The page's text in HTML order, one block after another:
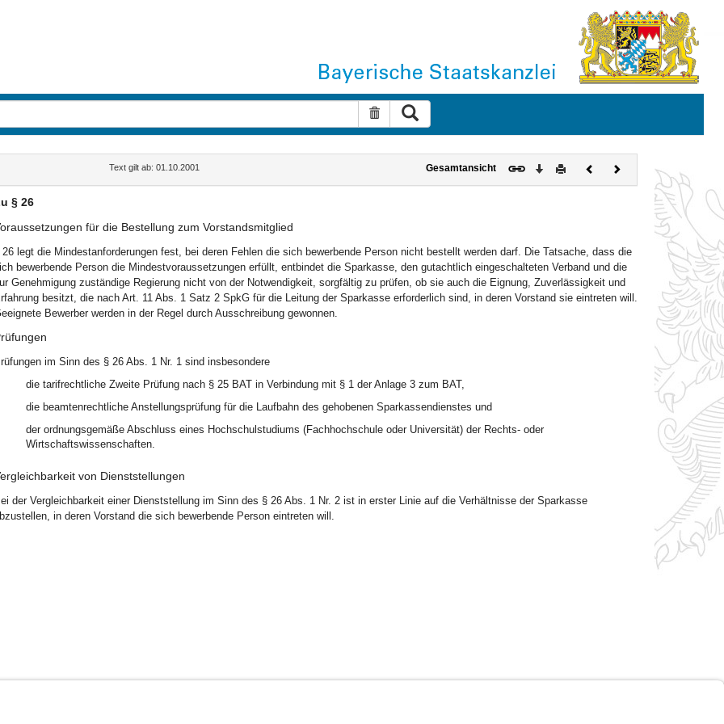
Suche zurücksetzen
Text gilt ab: 01.10.2001 Gesamtansicht Download
DruckenVorherigesNächstes
Dokument
§ 26
für die Bestellung zum Vorstandsmitglied
26 legt die Mindestanforderungen fest, bei deren Fehlen die sich bewerbende Person nicht bestellt werden darf. Die Tatsache, dass die
bewerbende Person die Mindestvoraussetzungen erfüllt, entbindet die Sparkasse, den gutachtlich eingeschalteten Verband und die
Genehmigung zuständige Regierung nicht von der Notwendigkeit, sorgfältig zu prüfen, ob sie auch die Eignung, Zuverlässigkeit und
besitzt, die nach Art. 11 Abs. 1 Satz 2 SpkG für die Leitung der Sparkasse erforderlich sind, in deren Vorstand sie eintreten will.
Bewerber werden in der Regel durch Ausschreibung gewonnen.
im Sinn des § 26 Abs. 1 Nr. 1 sind insbesondere
die tarifrechtliche Zweite Prüfung nach § 25 BAT in Verbindung mit § 1 der Anlage 3 zum BAT,
die beamtenrechtliche Anstellungsprüfung für die Laufbahn des gehobenen Sparkassendienstes und
der ordnungsgemäße Abschluss eines Hochschulstudiums (Fachhochschule oder Universität) der Rechts- oder
Wirtschaftswissenschaften.
von Dienststellungen
der Vergleichbarkeit einer Dienststellung im Sinn des § 26 Abs. 1 Nr. 2 ist in erster Linie auf die Verhältnisse der Sparkasse
in deren Vorstand die sich bewerbende Person eintreten will.